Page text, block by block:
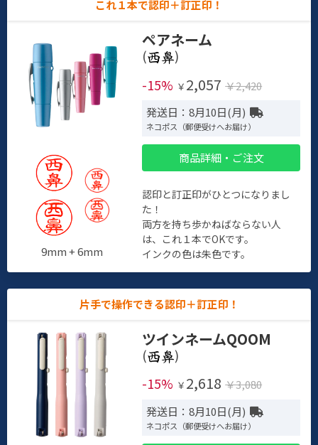
これ１本で認印＋訂正印！
9mm + 6mm
ペアネーム
(
)
-15% ￥ 2,057 ￥2,420
発送日：8月10日(月)
ネコポス（郵便受けへお届け）
商品詳細・ご注文
認印と訂正印がひとつになりまし
た！
両方を持ち歩かねばならない人
は、これ１本でOKです。
インクの色は朱色です。
片手で操作できる認印＋訂正印！
ツインネームQOOM
(
)
-15% ￥ 2,618 ￥3,080
発送日：8月10日(月)
ネコポス（郵便受けへお届け）